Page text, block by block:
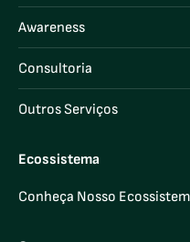
Awareness
Consultoria
Outros Serviços
Ecossistema
Conheça Nosso